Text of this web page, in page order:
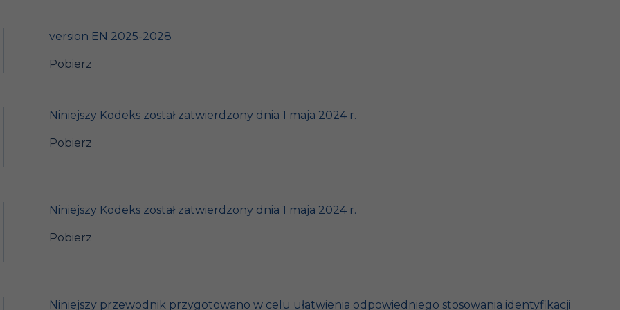
version EN 2025-2028
Pobierz
Niniejszy Kodeks został zatwierdzony dnia 1 maja 2024 r.
Pobierz
Niniejszy Kodeks został zatwierdzony dnia 1 maja 2024 r.
Pobierz
Niniejszy przewodnik przygotowano w celu ułatwienia odpowiedniego stosowania identyfikacji